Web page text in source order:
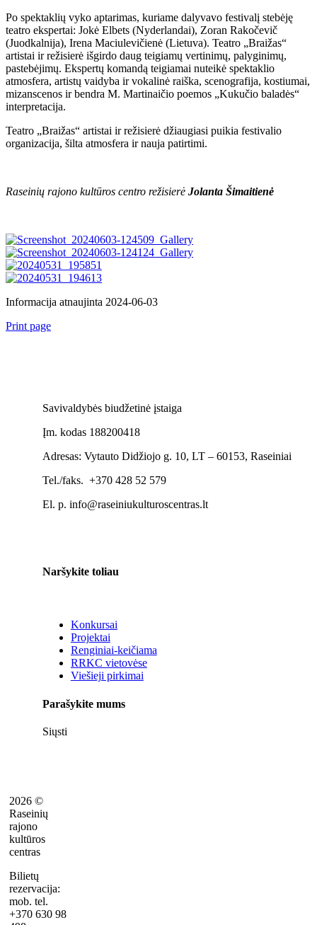
Po spektaklių vyko aptarimas, kuriame dalyvavo festivalį stebėję
teatro ekspertai: Jokė Elbets (Nyderlandai), Zoran Rakočevič
(Juodkalnija), Irena Maciulevičienė (Lietuva). Teatro „Braižas“
artistai ir režisierė išgirdo daug teigiamų vertinimų, palyginimų,
pastebėjimų. Ekspertų komandą teigiamai nuteikė spektaklio
atmosfera, artistų vaidyba ir vokalinė raiška, scenografija, kostiumai,
mizanscenos ir bendra M. Martinaičio poemos „Kukučio baladės“
interpretacija.
Teatro „Braižas“ artistai ir režisierė džiaugiasi puikia festivalio
organizacija, šilta atmosfera ir nauja patirtimi.
Raseinių rajono kultūros centro režisierė Jolanta Šimaitienė
Informacija atnaujinta 2024-06-03
Print page
Savivaldybės biudžetinė įstaiga
Įm. kodas 188200418
Adresas: Vytauto Didžiojo g. 10, LT – 60153, Raseiniai
Tel./faks. +370 428 52 579
El. p. info@raseiniukulturoscentras.lt
Naršykite toliau
Konkursai
Projektai
Renginiai-keičiama
RRKC vietovėse
Viešieji pirkimai
Parašykite mums
Siųsti
2026 ©
Raseinių
rajono
kultūros
centras
Bilietų
rezervacija:
mob. tel.
+370 630 98